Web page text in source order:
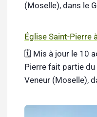
(Moselle), dans le
Église Saint-Pierre
🗓️ Mis à jour le 10
Pierre fait partie
Veneur (Moselle),